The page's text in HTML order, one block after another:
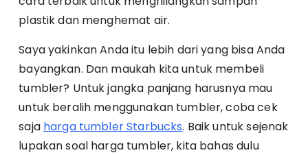
plastik dan menghemat air.
Saya yakinkan Anda itu lebih dari yang bisa Anda
bayangkan. Dan maukah kita untuk membeli
tumbler? Untuk jangka panjang harusnya mau
untuk beralih menggunakan tumbler, coba cek
saja harga tumbler Starbucks. Baik untuk sejenak
lupakan soal harga tumbler, kita bahas dulu